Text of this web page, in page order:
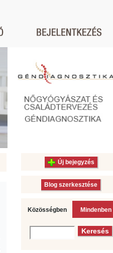
Új bejegyzés
Blog szerkesztése
Közösségben Mindenben